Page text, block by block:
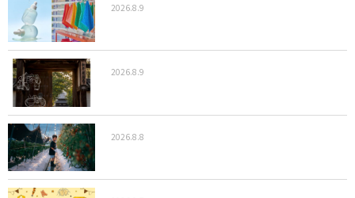
2026.8.9
2026.8.9
2026.8.8